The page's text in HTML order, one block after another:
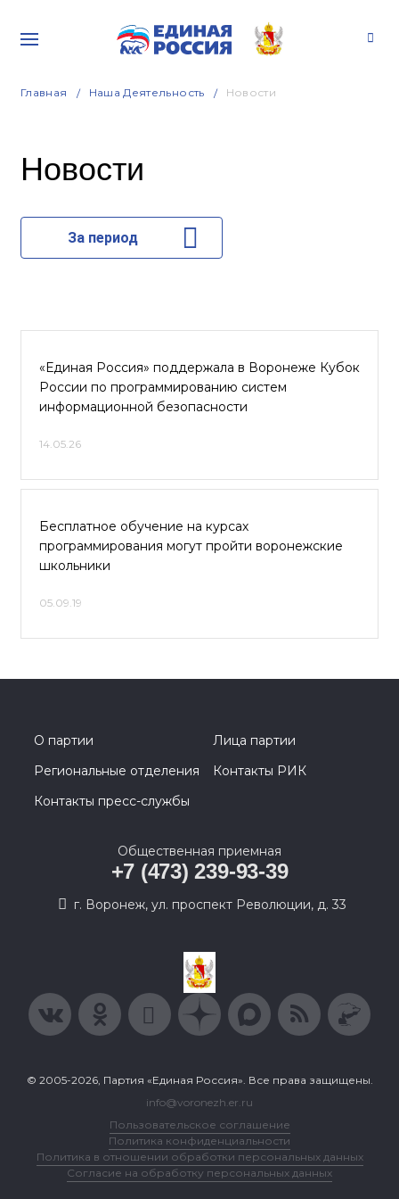
Главная Наша Деятельность Новости
Новости
За период
«Единая Россия» поддержала в Воронеже Кубок
России по программированию систем
информационной безопасности
14.05.26
Бесплатное обучение на курсах
программирования могут пройти воронежские
школьники
05.09.19
О партии
Лица партии
Региональные отделения
Контакты РИК
Контакты пресс-службы
Общественная приемная
+7 (473) 239-93-39
г. Воронеж, ул. проспект Революции, д. 33
© 2005-2026, Партия «Единая Россия». Все права защищены.
info@voronezh.er.ru
Пользовательское соглашение
Политика конфиденциальности
Политика в отношении обработки персональных данных
Согласие на обработку персональных данных